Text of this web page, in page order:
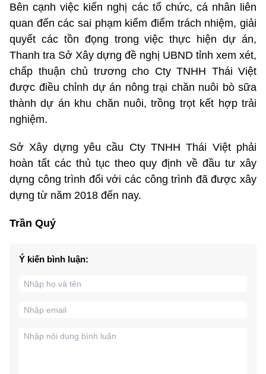
Bên cạnh việc kiến nghị các tổ chức, cá nhân liên
quan đến các sai phạm kiểm điểm trách nhiệm, giải
quyết các tồn đọng trong việc thực hiện dự án,
Thanh tra Sở Xây dựng đề nghị UBND tỉnh xem xét,
chấp thuận chủ trương cho Cty TNHH Thái Việt
được điều chỉnh dự án nông trại chăn nuôi bò sữa
thành dự án khu chăn nuôi, trồng trọt kết hợp trải
nghiệm.
Sở Xây dựng yêu cầu Cty TNHH Thái Việt phải
hoàn tất các thủ tục theo quy định về đầu tư xây
dựng công trình đối với các công trình đã được xây
dựng từ năm 2018 đến nay.
Trần Quý
Ý kiến bình luận: